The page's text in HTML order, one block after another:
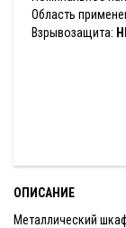
Область
Взрывозащита:
ОПИСАНИЕ
Металлический